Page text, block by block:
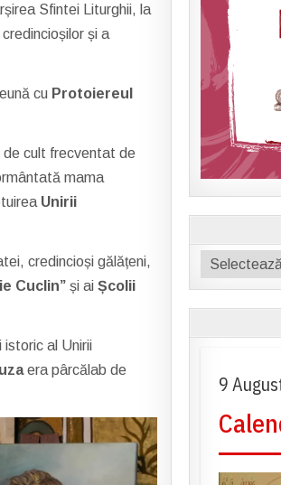
Sfintei Liturghii, la
și a
cu Protoiereul
de cult frecventat de
mama
Unirii
credincioși gălățeni,
Cuclin” și aiȘcolii
istoric al Unirii
era pârcălab de
Categorii
pe
site
9